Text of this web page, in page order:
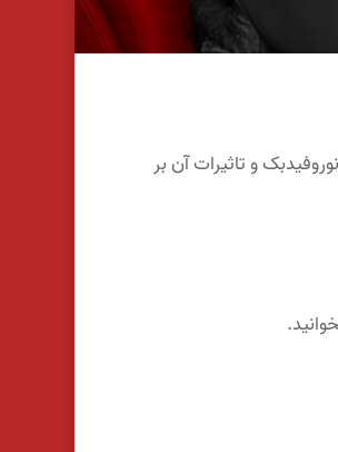
و تاثیرات آن بر